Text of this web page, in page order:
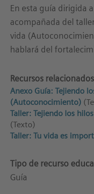
En esta guía dirigida
acompañada del
vida
hablará del
Recursos
Anexo Guía: Tejiendo
(Autoconocimiento)
Taller: Tejiendo los
(Texto)
Taller: Tu vida es
Tipo de recurso
Guía